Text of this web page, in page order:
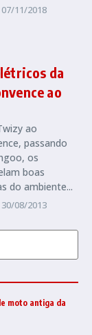
07/11/2018
da
ao
ao
passando
os
boas
do ambiente...
30/08/2013
moto antiga da